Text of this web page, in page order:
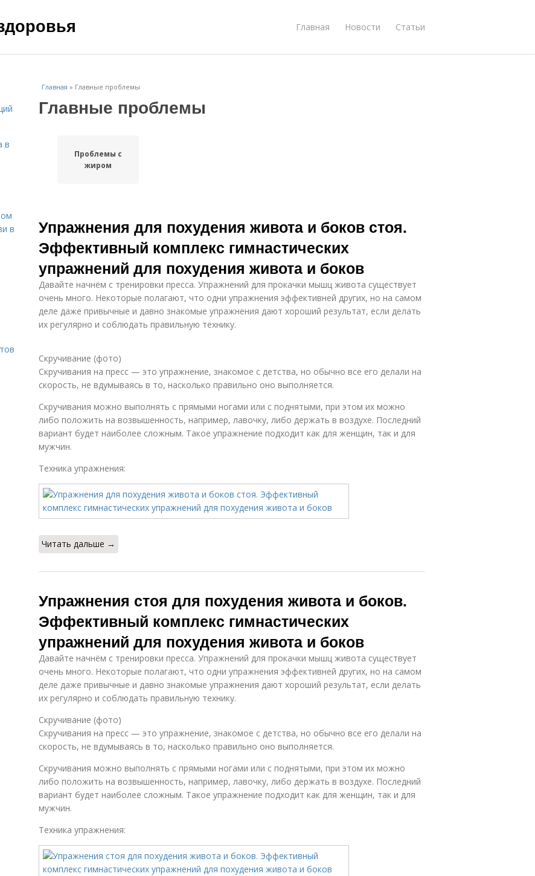
Главная Новости Статьи
Главная » Главные проблемы
Главные проблемы
Проблемы с
жиром
Упражнения для похудения живота и боков стоя.
Эффективный комплекс гимнастических
упражнений для похудения живота и боков
Давайте начнём с тренировки пресса. Упражнений для прокачки мышц живота существует
очень много. Некоторые полагают, что одни упражнения эффективней других, но на самом
деле даже привычные и давно знакомые упражнения дают хороший результат, если делать
их регулярно и соблюдать правильную технику.
Скручивание (фото)
Скручивания на пресс — это упражнение, знакомое с детства, но обычно все его делали на
скорость, не вдумываясь в то, насколько правильно оно выполняется.
Скручивания можно выполнять с прямыми ногами или с поднятыми, при этом их можно
либо положить на возвышенность, например, лавочку, либо держать в воздухе. Последний
вариант будет наиболее сложным. Такое упражнение подходит как для женщин, так и для
мужчин.
Техника упражнения:
Читать дальше →
Упражнения стоя для похудения живота и боков.
Эффективный комплекс гимнастических
упражнений для похудения живота и боков
Давайте начнём с тренировки пресса. Упражнений для прокачки мышц живота существует
очень много. Некоторые полагают, что одни упражнения эффективней других, но на самом
деле даже привычные и давно знакомые упражнения дают хороший результат, если делать
их регулярно и соблюдать правильную технику.
Скручивание (фото)
Скручивания на пресс — это упражнение, знакомое с детства, но обычно все его делали на
скорость, не вдумываясь в то, насколько правильно оно выполняется.
Скручивания можно выполнять с прямыми ногами или с поднятыми, при этом их можно
либо положить на возвышенность, например, лавочку, либо держать в воздухе. Последний
вариант будет наиболее сложным. Такое упражнение подходит как для женщин, так и для
мужчин.
Техника упражнения:
в
в